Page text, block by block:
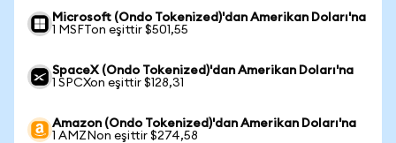
Microsoft (Ondo Tokenized)'dan Amerikan Doları'na
1 MSFTon eşittir $501,55
SpaceX (Ondo Tokenized)'dan Amerikan Doları'na
1 SPCXon eşittir $128,31
Amazon (Ondo Tokenized)'dan Amerikan Doları'na
1 AMZNon eşittir $274,58